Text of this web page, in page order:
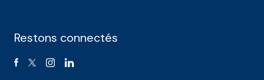
Restons connectés